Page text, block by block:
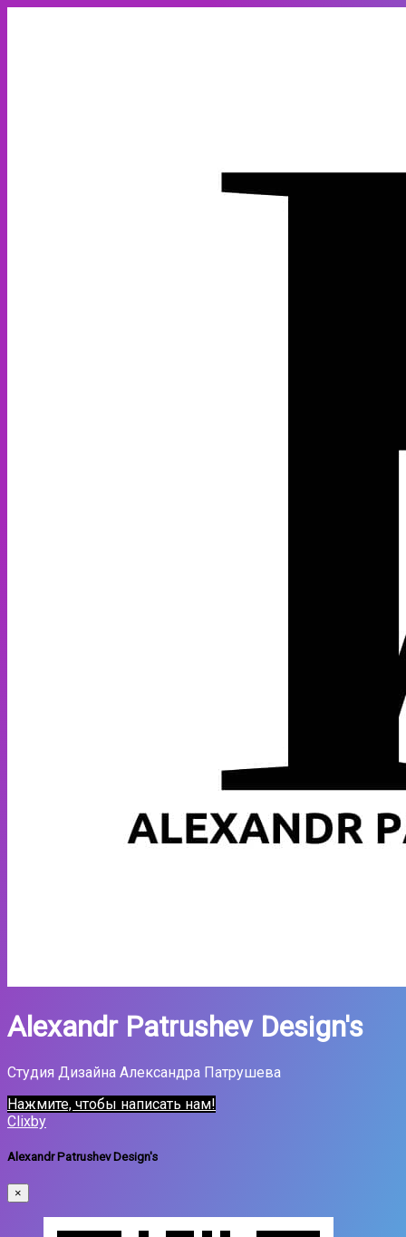
Alexandr Patrushev Design's
Студия Дизайна Александра Патрушева
Нажмите, чтобы написать нам!
Clixby
Alexandr Patrushev Design's
×